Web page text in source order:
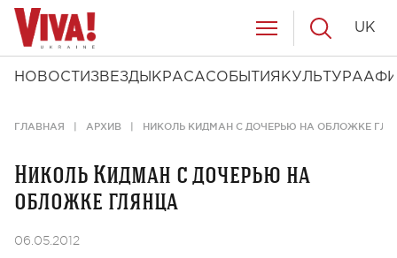
НОВОСТИ ЗВЕЗДЫ КРАСАСОБЫТИЯ КУЛЬТУРА
UK
ГЛАВНАЯ АРХИВ НИКОЛЬ КИДМАН С ДОЧЕРЬЮ НА ОБЛОЖКЕ
Николь Кидман с дочерью на
обложке глянца
06.05.2012